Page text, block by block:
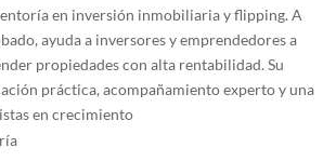
en inversión inmobiliaria y flipping. A
ayuda a inversores y emprendedores a
propiedades con alta rentabilidad. Su
práctica, acompañamiento experto y una
en crecimiento